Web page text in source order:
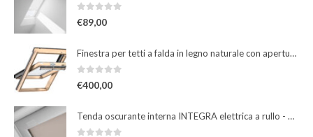
0Su 5
€89,00
Finestra per tetti a falda in legno naturale con apertura a bilico manuale
0Su 5
€400,00
Tenda oscurante interna INTEGRA elettrica a rullo - beige